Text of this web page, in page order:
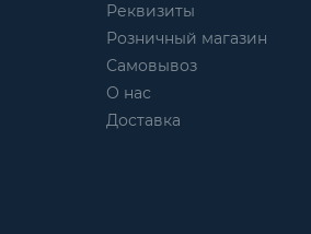
Реквизиты
Розничный магазин
Самовывоз
О нас
Доставка